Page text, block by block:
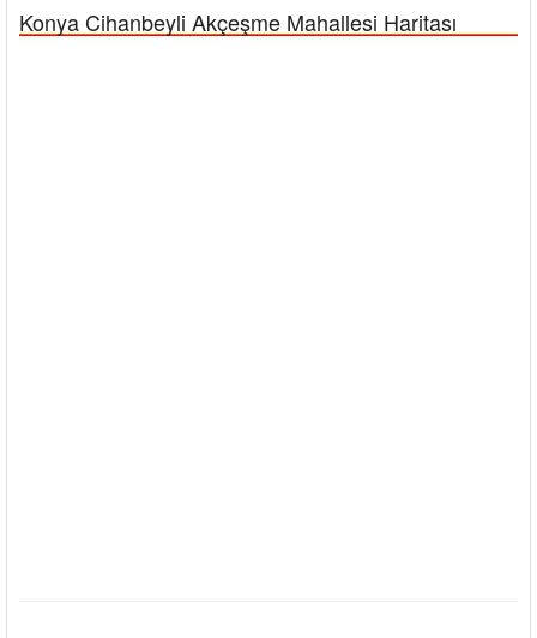
Konya Cihanbeyli Akçeşme Mahallesi Haritası